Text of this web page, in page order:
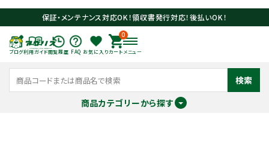
保証・メンテナンス対応OK！領収書発行対応！後払いOK！
ブログ利用ガイド閲覧履歴 FAQ お気に入り
0
カート メニュー
検索
商品カテゴリーから探す